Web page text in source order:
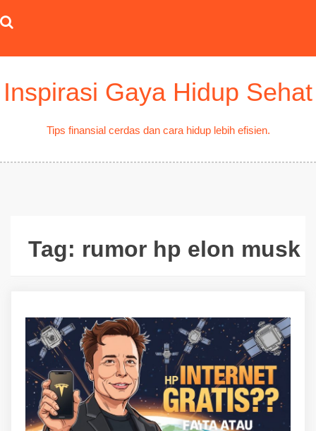
to
Inspirasi Gaya Hidup Sehat
Tips finansial cerdas dan cara hidup lebih efisien.
Tag: rumor hp elon musk